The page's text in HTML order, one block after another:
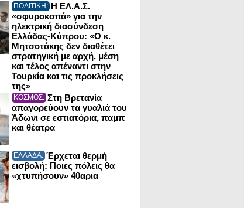
ΠΟΛΙΤΙΚΗ: Η ΕΛ.Α.Σ.
«σφυροκοπά» για την
ηλεκτρική διασύνδεση
Ελλάδας-Κύπρου: «Ο κ.
Μητσοτάκης δεν διαθέτει
στρατηγική με αρχή, μέση
και τέλος απέναντι στην
Τουρκία και τις προκλήσεις
της»
ΚΟΣΜΟΣ: Στη Βρετανία
απαγορεύουν τα γυαλιά του
Άδωνι σε εστιατόρια, παμπ
και θέατρα
ΕΛΛΑΔΑ: Έρχεται θερμή
εισβολή: Ποιες πόλεις θα
«χτυπήσουν» 40αρια